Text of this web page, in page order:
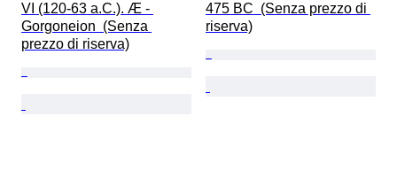
VI (120-63 a.C.). Æ -
Gorgoneion  (Senza
prezzo di riserva)
475 BC  (Senza prezzo di
riserva)